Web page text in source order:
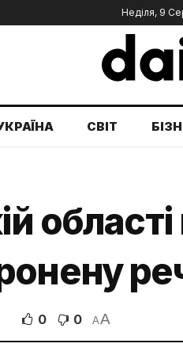
Неділя, 9
СВІТ
0 0 AA